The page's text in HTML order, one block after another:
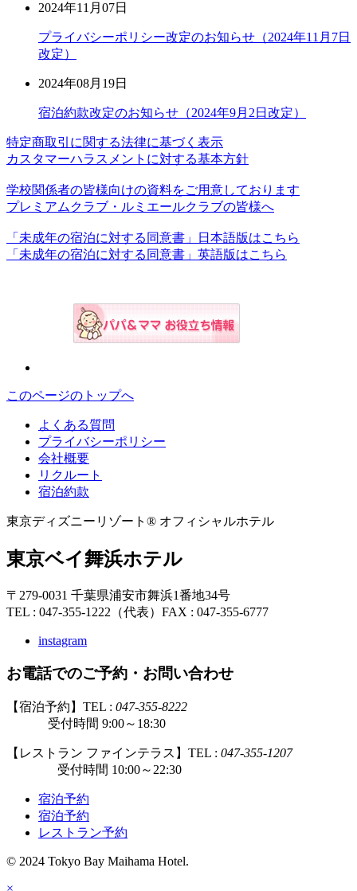
2024年11月07日
プライバシーポリシー改定のお知らせ（2024年11月7日
改定）
2024年08月19日
宿泊約款改定のお知らせ（2024年9月2日改定）
特定商取引に関する法律に基づく表示
カスタマーハラスメントに対する基本方針
学校関係者の皆様向けの資料をご用意しております
プレミアムクラブ・ルミエールクラブの皆様へ
「未成年の宿泊に対する同意書」日本語版はこちら
「未成年の宿泊に対する同意書」英語版はこちら
このページのトップへ
よくある質問
プライバシーポリシー
会社概要
リクルート
宿泊約款
東京ディズニーリゾート® オフィシャルホテル
東京ベイ舞浜ホテル
〒279-0031 千葉県浦安市舞浜1番地34号
TEL : 047-355-1222（代表） FAX : 047-355-6777
instagram
お電話でのご予約・お問い合わせ
【宿泊予約】TEL : 047-355-8222
受付時間 9:00～18:30
【レストラン ファインテラス】TEL : 047-355-1207
受付時間 10:00～22:30
宿泊予約
宿泊予約
レストラン予約
© 2024 Tokyo Bay Maihama Hotel.
×